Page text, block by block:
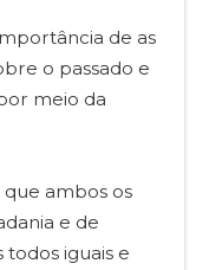
de as
o passado e
meio da
ambos os
e de
todos iguais e